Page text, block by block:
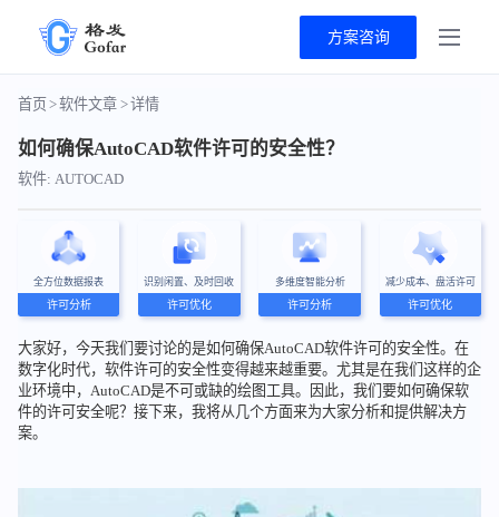
方案咨询
首页>软件文章 >详情
如何确保AutoCAD软件许可的安全性？
软件: AUTOCAD
全方位数据报表
许可分析
识别闲置、及时回收
许可优化
多维度智能分析
许可分析
减少成本、盘活许可
许可优化
大家好，今天我们要讨论的是如何确保AutoCAD软件许可的安全性。在
数字化时代，软件许可的安全性变得越来越重要。尤其是在我们这样的企
业环境中，AutoCAD是不可或缺的绘图工具。因此，我们要如何确保软
件的许可安全呢？接下来，我将从几个方面来为大家分析和提供解决方
案。